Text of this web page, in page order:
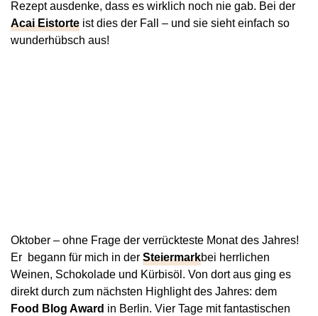
Rezept ausdenke, dass es wirklich noch nie gab. Bei der
Acai Eistorte ist dies der Fall – und sie sieht einfach so
wunderhübsch aus!
Oktober – ohne Frage der verrückteste Monat des Jahres!
Er begann für mich in der Steiermarkbei herrlichen
Weinen, Schokolade und Kürbisöl. Von dort aus ging es
direkt durch zum nächsten Highlight des Jahres: dem
Food Blog Award in Berlin. Vier Tage mit fantastischen